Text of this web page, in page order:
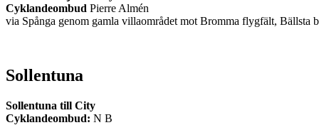
Cyklandeombud Pierre Almén
via Spånga genom gamla villaområdet mot Bromma flygfält, Bällsta
Sollentuna
Sollentuna till City
Cyklandeombud: N B